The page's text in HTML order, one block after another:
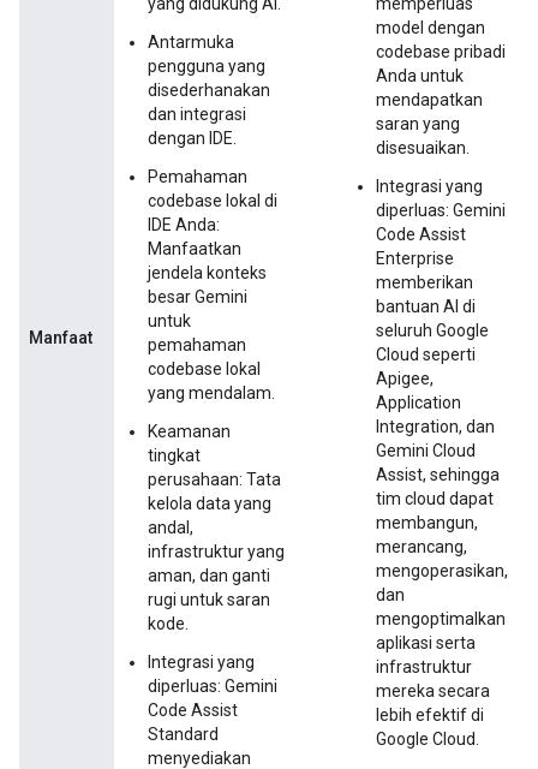
Manfaat
Antarmuka
pengguna yang
disederhanakan
dan integrasi
dengan IDE.
Pemahaman
codebase lokal di
IDE Anda:
Manfaatkan
jendela konteks
besar Gemini
untuk
pemahaman
codebase lokal
yang mendalam.
Keamanan
tingkat
perusahaan: Tata
kelola data yang
andal,
infrastruktur yang
aman, dan ganti
rugi untuk saran
kode.
Integrasi yang
diperluas: Gemini
Code Assist
Standard
menyediakan
model dengan
codebase pribadi
Anda untuk
mendapatkan
saran yang
disesuaikan.
Integrasi yang
diperluas: Gemini
Code Assist
Enterprise
memberikan
bantuan AI di
seluruh Google
Cloud seperti
Apigee,
Application
Integration, dan
Gemini Cloud
Assist, sehingga
tim cloud dapat
membangun,
merancang,
mengoperasikan,
dan
mengoptimalkan
aplikasi serta
infrastruktur
mereka secara
lebih efektif di
Google Cloud.